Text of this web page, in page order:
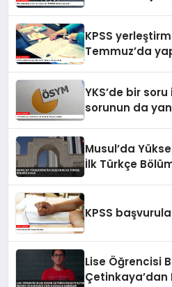
KPSS
Temmuz’da
YKS’de bir
sorunun da
Musul’da
İlk Türkçe
KPSS
Lise Öğrencisi
Çetinkaya’dan